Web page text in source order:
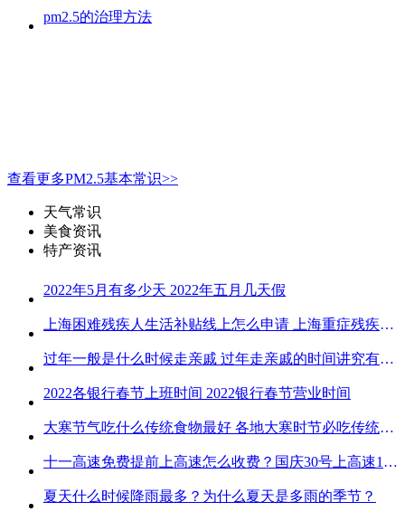
pm2.5的治理方法
查看更多PM2.5基本常识>>
天气常识
美食资讯
特产资讯
2022年5月有多少天 2022年五月几天假
上海困难残疾人生活补贴线上怎么申请 上海重症残疾人护理补贴线上申请流程
过年一般是什么时候走亲戚 过年走亲戚的时间讲究有哪些
2022各银行春节上班时间 2022银行春节营业时间
大寒节气吃什么传统食物最好 各地大寒时节必吃传统美食
十一高速免费提前上高速怎么收费？国庆30号上高速1号下高速免费吗？
夏天什么时候降雨最多？为什么夏天是多雨的季节？